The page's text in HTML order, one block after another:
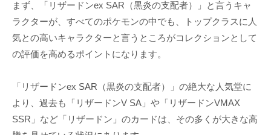
まず、「リザードンex SAR（黒炎の支配者）」と言うキャ
ラクターが、すべてのポケモンの中でも、トップクラスに人
気との高いキャラクターと言うところがコレクションとして
の評価を高めるポイントになります。
「リザードンex SAR（黒炎の支配者）」の絶大な人気堂に
より、過去も「リザードンV SA」や「リザードンVMAX
SSR」など「リザードン」のカードは、その多くが大きな高